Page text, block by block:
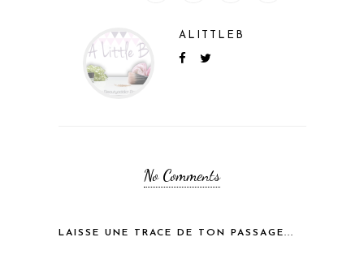
ALITTLEB
No Comments
LAISSE UNE TRACE DE TON PASSAGE...